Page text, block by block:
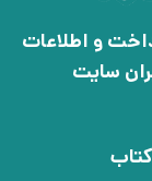
و اطلاعات
سایت